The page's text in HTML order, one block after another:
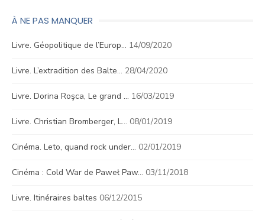
À NE PAS MANQUER
Livre. Géopolitique de l’Europ… 14/09/2020
Livre. L’extradition des Balte… 28/04/2020
Livre. Dorina Roşca, Le grand … 16/03/2019
Livre. Christian Bromberger, L… 08/01/2019
Cinéma. Leto, quand rock under… 02/01/2019
Cinéma : Cold War de Paweł Paw… 03/11/2018
Livre. Itinéraires baltes 06/12/2015